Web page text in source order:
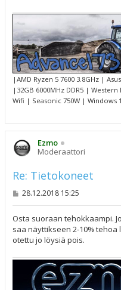
|AMD Ryzen 5 7600 3.8GHz |
|32GB 6000MHz DDR5 |
Wifi | Seasonic 750W | Windows
Ezmo
Moderaattori
Re: Tietokoneet
V
e
s
t
i
28.12.2018 15:25
Osta suoraan tehokkaampi.
saa näyttikseen 2-10% tehoa
otettu jo löysiä pois.